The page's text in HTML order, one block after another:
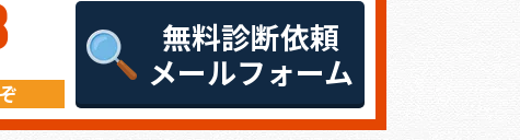
無料診断依頼
メールフォーム